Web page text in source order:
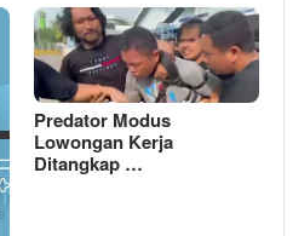
Predator Modus
Lowongan Kerja
Ditangkap …